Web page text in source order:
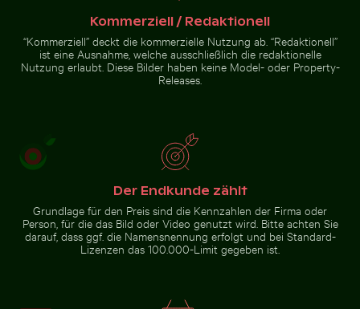
Vintage-Fahrrad auf
Küstenweg in Kauai
Kommerziell / Redaktionell
“Kommerziell” deckt die kommerzielle Nutzung ab. “Redaktionell”
ist eine Ausnahme, welche ausschließlich die redaktionelle
Nutzung erlaubt. Diese Bilder haben keine Model- oder Property-
Releases.
Der Endkunde zählt
Grundlage für den Preis sind die Kennzahlen der Firma oder
Person, für die das Bild oder Video genutzt wird. Bitte achten Sie
darauf, dass ggf. die Namensnennung erfolgt und bei Standard-
Lizenzen das 100.000-Limit gegeben ist.